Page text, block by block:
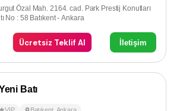
Özal Mah. 2164. cad. Park Prestij Konutları
No : 58 Batıkent - Ankara
Ücretsiz Teklif Al İletişim
Batı